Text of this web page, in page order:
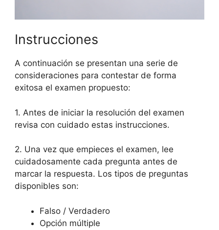
Instrucciones
A continuación se presentan una serie de
consideraciones para contestar de forma
exitosa el examen propuesto:
1. Antes de iniciar la resolución del examen
revisa con cuidado estas instrucciones.
2. Una vez que empieces el examen, lee
cuidadosamente cada pregunta antes de
marcar la respuesta. Los tipos de preguntas
disponibles son:
Falso / Verdadero
Opción múltiple